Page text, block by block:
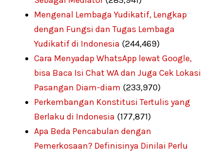
Mengenal Lembaga Yudikatif, Lengkap
dengan Fungsi dan Tugas Lembaga
Yudikatif di Indonesia (244,469)
Cara Menyadap WhatsApp lewat Google,
bisa Baca Isi Chat WA dan Juga Cek Lokasi
Pasangan Diam-diam (233,970)
Perkembangan Konstitusi Tertulis yang
Berlaku di Indonesia (177,871)
Apa Beda Pencabulan dengan
Pemerkosaan? Definisinya Dinilai Perlu